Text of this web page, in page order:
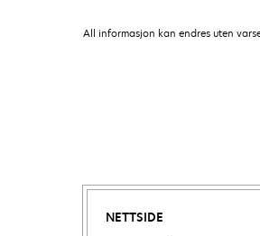
All informasjon kan endres uten
NETTSIDE